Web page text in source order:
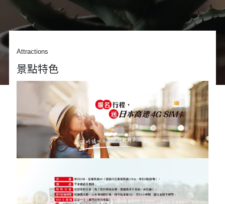
Attractions
景點特色